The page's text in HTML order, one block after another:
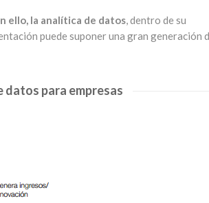
ello, la analítica de datos, dentro de su
puede suponer una gran generación
datos para empresas